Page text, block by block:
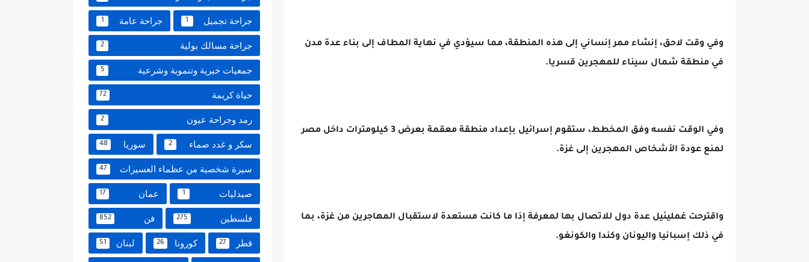
وفي وقت لاحق، إنشاء ممر إنساني إلى هذه المنطقة، مما سيؤدي في نهاية المطاف إلى بناء عدة مدن
في منطقة شمال سيناء للمهجرين قسريا.
وفي الوقت نفسه وفق المخطط، ستقوم إسرائيل بإعداد منطقة معقمة بعرض 3 كيلومترات داخل مصر
لمنع عودة الأشخاص المهجرين إلى غزة.
واقترحت غمليئيل عدة دول للاتصال بها لمعرفة إذا ما كانت مستعدة لاستقبال المهاجرين من غزة، بما
في ذلك إسبانيا واليونان وكندا والكونغو.
جراحة تجميل 1 جراحة عامة 1
جراحة مسالك بولية 2
جمعيات خيرية وتنموية وشرعية 5
حياة كريمة 72
رمد وجراحة عيون 2
سكر و غدد صماء 2 سوريا 48
سيرة شخصية من عظماء العسيرات 47
صيدليات 1 عمان 17
فلسطين 275 فن 852
قطر 27 كورونا 26 لبنان 51